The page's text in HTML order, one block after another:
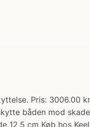
Pris: 3006.00
båden mod
12,5 cm Køb hos